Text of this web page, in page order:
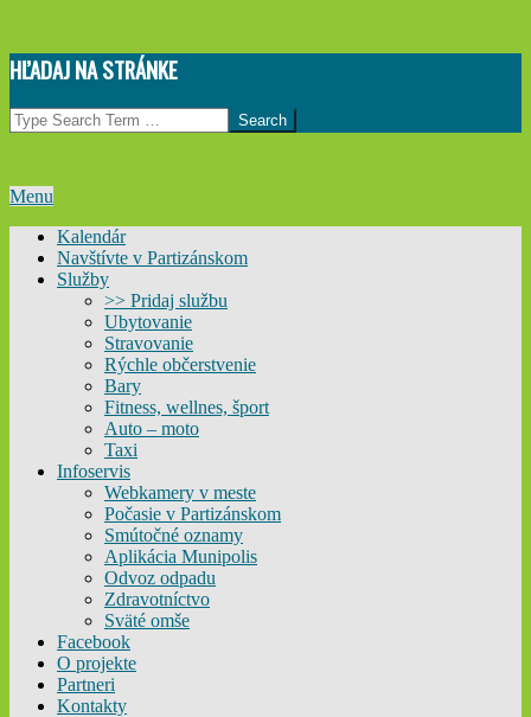
Skip
to
content
HĽADAJ NA STRÁNKE
Search
Primary
Menu
Menu
Kalendár
Navštívte v Partizánskom
Služby
>> Pridaj službu
Ubytovanie
Stravovanie
Rýchle občerstvenie
Bary
Fitness, wellnes, šport
Auto – moto
Taxi
Infoservis
Webkamery v meste
Počasie v Partizánskom
Smútočné oznamy
Aplikácia Munipolis
Odvoz odpadu
Zdravotníctvo
Sväté omše
Facebook
O projekte
Partneri
Kontakty